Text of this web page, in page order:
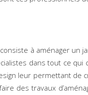
à aménager un
dans tout ce qui
leur permettant de
des travaux